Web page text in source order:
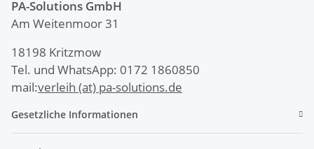
PA-Solutions GmbH
Am Weitenmoor 31
18198 Kritzmow
Tel. und WhatsApp: 0172 1860850
mail:verleih (at) pa-solutions.de
Gesetzliche Informationen